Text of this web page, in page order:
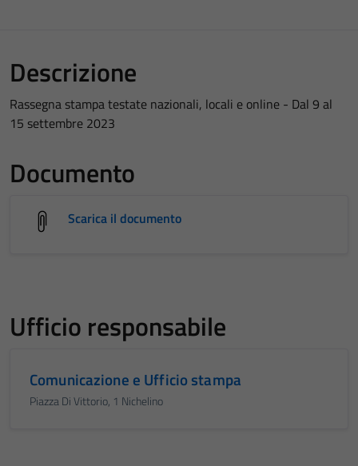
Descrizione
Rassegna stampa testate nazionali, locali e online - Dal 9 al
15 settembre 2023
Documento
Scarica il documento
Ufficio responsabile
Comunicazione e Ufficio stampa
Piazza Di Vittorio, 1 Nichelino